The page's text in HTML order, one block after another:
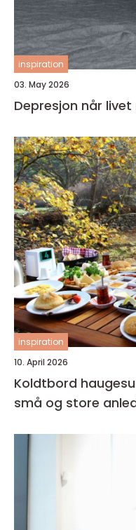
inspiration
03. May 2026
Depresjon
inspiration
10. April 2026
Koldtbord haugesund smakfulle
små og store